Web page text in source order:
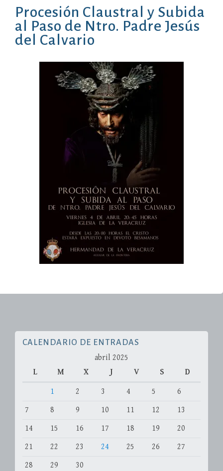
Procesión Claustral y Subida
al Paso de Ntro. Padre Jesús
del Calvario
CALENDARIO DE ENTRADAS
abril 2025
L
M X J V S D
1 2 3 4 5
6
7
8 9 10 11 12
13
14
15 16 17 18 19
20
21
22 23 24 25 26
27
28
29 30